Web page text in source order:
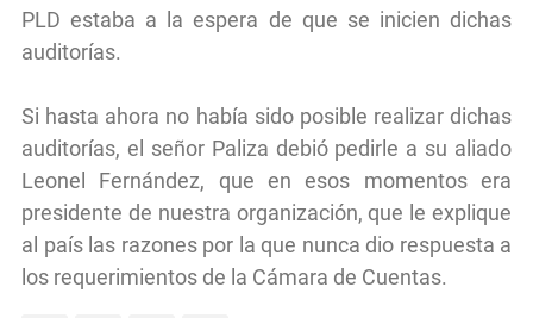
PLD estaba a la espera de que se inicien dichas
auditorías.
Si hasta ahora no había sido posible realizar dichas
auditorías, el señor Paliza debió pedirle a su aliado
Leonel Fernández, que en esos momentos era
presidente de nuestra organización, que le explique
al país las razones por la que nunca dio respuesta a
los requerimientos de la Cámara de Cuentas.